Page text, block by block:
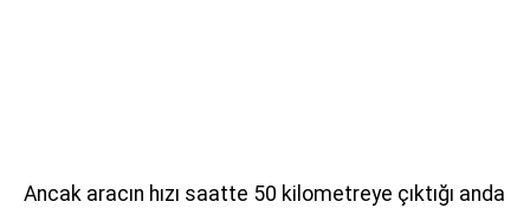
Ancak aracın hızı saatte 50 kilometreye çıktığı anda